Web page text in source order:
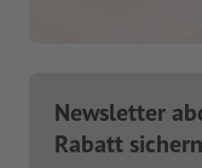
Newsletter
Rabatt sichern